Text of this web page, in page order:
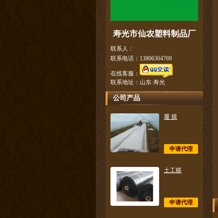
寿光市仙农塑料制品厂
联系人：
联系电话：13806364769
在线客服：
联系地址：山东·寿光
公司产品
覆 膜
申请代理
土工膜
申请代理